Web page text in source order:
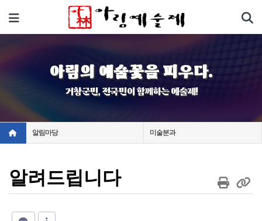
메뉴
아림의 예술꽃을 피우다.
거창군민, 전국민이 함께하는 예술제!
알림마당 미술분과
알려드립니다